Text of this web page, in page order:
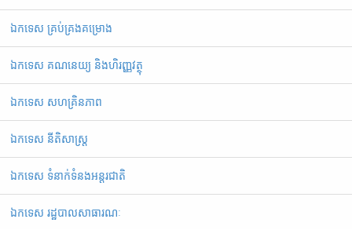
ឯកទេស គ្រប់គ្រងគម្រោង
ឯកទេស គណនេយ្យ និងហិរញ្ញវត្ថុ
ឯកទេស សហគ្រិនភាព
ឯកទេស នីតិសាស្ត្រ
ឯកទេស ទំនាក់ទំនងអន្តរជាតិ
ឯកទេស រដ្ឋបាលសាធារណៈ